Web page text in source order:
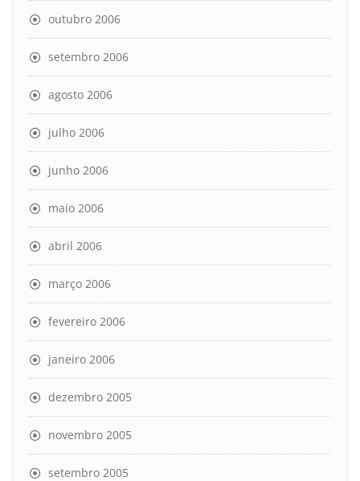
outubro 2006
setembro 2006
agosto 2006
julho 2006
junho 2006
maio 2006
abril 2006
março 2006
fevereiro 2006
janeiro 2006
dezembro 2005
novembro 2005
setembro 2005